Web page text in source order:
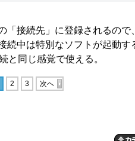
接続先」に登録されるので
続中は特別なソフトが起動す
と同じ感覚で使える。
2 3 次へ